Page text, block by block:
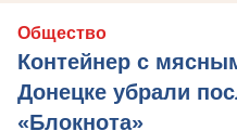
Общество
Контейнер с
Донецке убрали
«Блокнота»